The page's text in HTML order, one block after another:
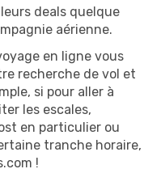
deals quelque
aérienne.
en ligne vous
recherche de vol et
si pour aller à
les escales,
en particulier ou
tranche horaire,
!